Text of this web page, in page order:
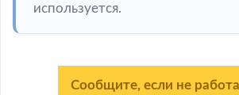
используется.
Сообщите, если не